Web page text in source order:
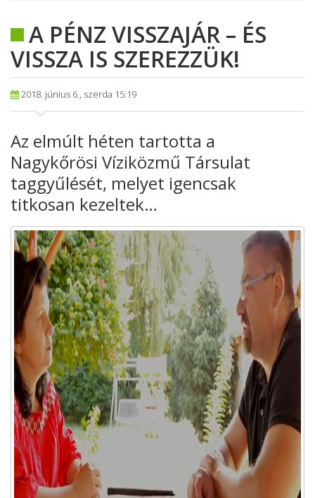
A PÉNZ VISSZAJÁR – ÉS
VISSZA IS SZEREZZÜK!
2018. június 6., szerda 15:19
Az elmúlt héten tartotta a
Nagykőrösi Víziközmű Társulat
taggyűlését, melyet igencsak
titkosan kezeltek…